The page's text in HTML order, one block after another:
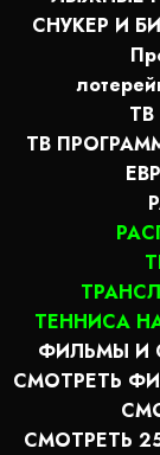
СНУКЕР И
ТВ
ТЕННИСА
ФИЛЬМЫ И
СМОТРЕТЬ
СМОТРЕТЬ